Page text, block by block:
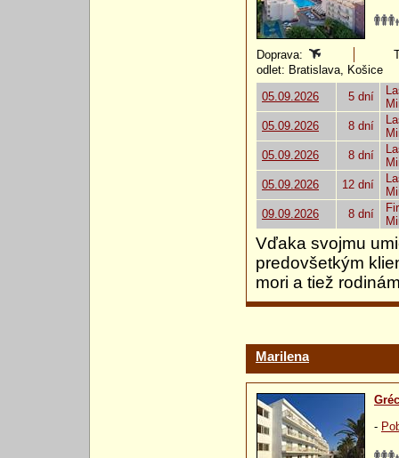
Doprava:
odlet: Bratislava, Košice
05.09.2026
5 dní
05.09.2026
8 dní
05.09.2026
8 dní
05.09.2026
12 dní
09.09.2026
8 dní
Vďaka svojmu
predovšetkým
mori a tiež
Marilena
-